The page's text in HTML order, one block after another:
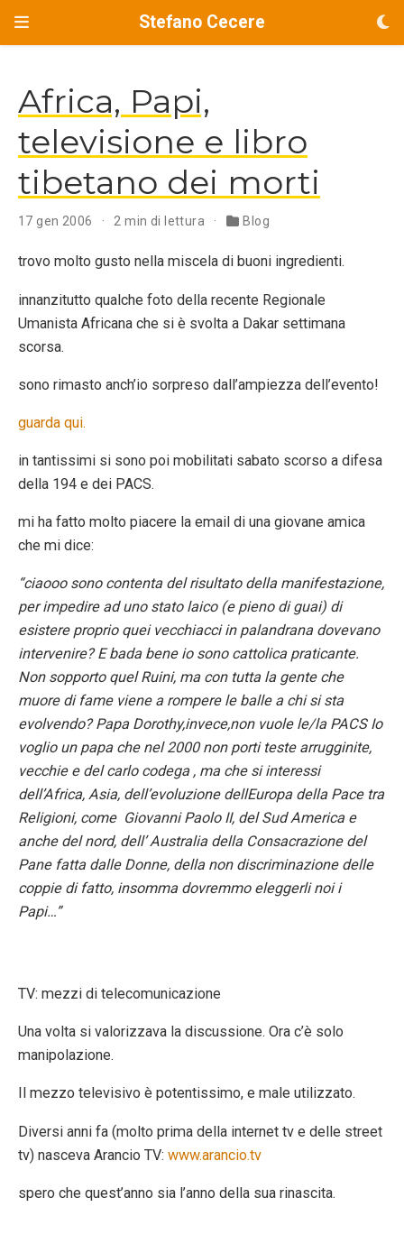
Stefano Cecere
Africa, Papi,
televisione e libro
tibetano dei morti
17 gen 2006 2 min di lettura Blog
trovo molto gusto nella miscela di buoni ingredienti.
innanzitutto qualche foto della recente Regionale
Umanista Africana che si è svolta a Dakar settimana
scorsa.
sono rimasto anch’io sorpreso dall’ampiezza dell’evento!
guarda qui.
in tantissimi si sono poi mobilitati sabato scorso a difesa
della 194 e dei PACS.
mi ha fatto molto piacere la email di una giovane amica
che mi dice:
“ciaooo sono contenta del risultato della manifestazione,
per impedire ad uno stato laico (e pieno di guai) di
esistere proprio quei vecchiacci in palandrana dovevano
intervenire? E bada bene io sono cattolica praticante.
Non sopporto quel Ruini, ma con tutta la gente che
muore di fame viene a rompere le balle a chi si sta
evolvendo? Papa Dorothy,invece,non vuole le/la PACS Io
voglio un papa che nel 2000 non porti teste arrugginite,
vecchie e del carlo codega , ma che si interessi
dell’Africa, Asia, dell’evoluzione dellEuropa della Pace tra
Religioni, come Giovanni Paolo II, del Sud America e
anche del nord, dell’ Australia della Consacrazione del
Pane fatta dalle Donne, della non discriminazione delle
coppie di fatto, insomma dovremmo eleggerli noi i
Papi…”
TV: mezzi di telecomunicazione
Una volta si valorizzava la discussione. Ora c’è solo
manipolazione.
Il mezzo televisivo è potentissimo, e male utilizzato.
Diversi anni fa (molto prima della internet tv e delle street
tv) nasceva Arancio TV: www.arancio.tv
spero che quest’anno sia l’anno della sua rinascita.